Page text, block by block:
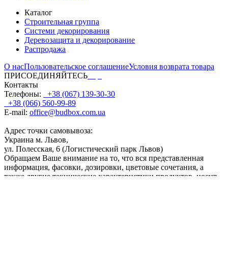
Каталог
Строительная группа
Системи декорирования
Деревозащита и декорирование
Распродажа
О насПользовательское соглашениеУсловия возврата товара
ПРИСОЕДИНЯЙТЕСЬ
Контакты
Телефоны:
+38 (067) 139-30-30
+38 (066) 560-99-89
E-mail: office@budbox.com.ua
Адрес точки самовывоза:
Украина м. Львов,
ул. Полесская, 6 (Логистический парк Львов)
Обращаем Ваше внимание на то, что вся представленная
информация, фасовки, дозировки, цветовые сочетания, а
также другие технические характеристики продуктов, носит